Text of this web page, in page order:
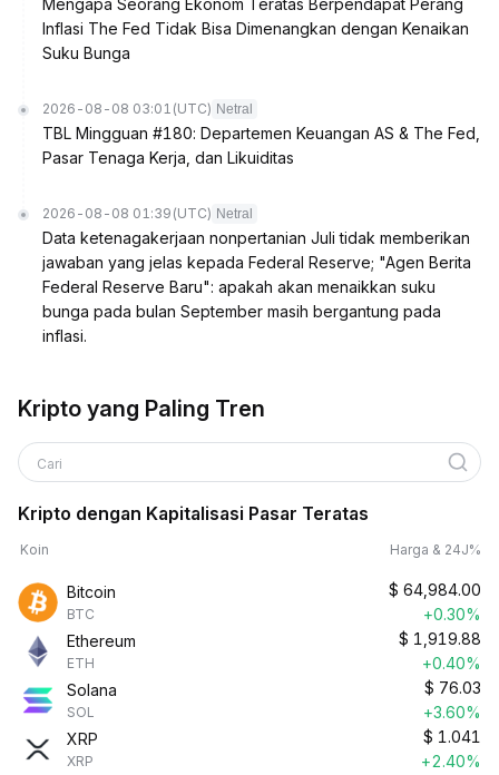
Mengapa Seorang Ekonom Teratas Berpendapat Perang
Inflasi The Fed Tidak Bisa Dimenangkan dengan Kenaikan
Suku Bunga
2026-08-08 03:01 (UTC) Netral
TBL Mingguan #180: Departemen Keuangan AS & The Fed,
Pasar Tenaga Kerja, dan Likuiditas
2026-08-08 01:39 (UTC) Netral
Data ketenagakerjaan nonpertanian Juli tidak memberikan
jawaban yang jelas kepada Federal Reserve; "Agen Berita
Federal Reserve Baru": apakah akan menaikkan suku
bunga pada bulan September masih bergantung pada
inflasi.
Kripto yang Paling Tren
Cari
Kripto dengan Kapitalisasi Pasar Teratas
Koin Harga & 24J%
Bitcoin
BTC
$ 64,984.00
+0.30%
Ethereum
ETH
$ 1,919.88
+0.40%
Solana
SOL
$ 76.03
+3.60%
XRP
XRP
$ 1.041
+2.40%